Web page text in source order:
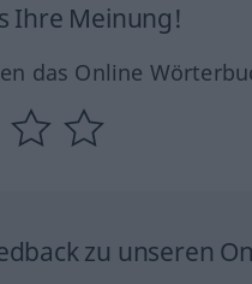
Ihre Meinung!
das Online
zu unseren